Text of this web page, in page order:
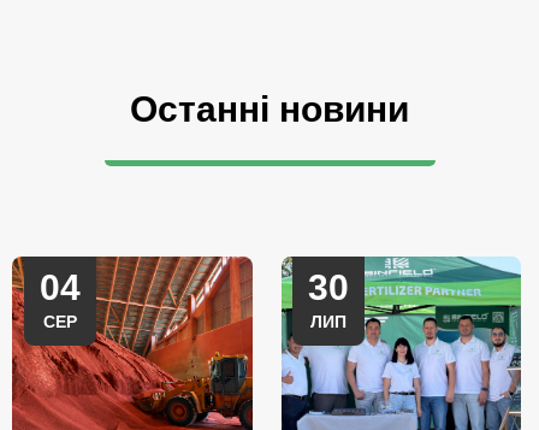
Останні новини
04
СЕР
30
ЛИП